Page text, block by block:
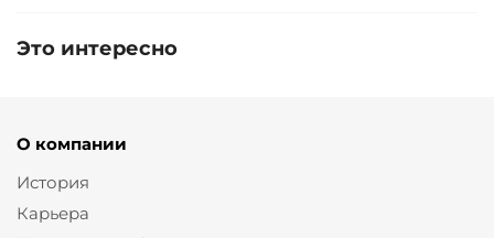
Это интересно
О компании
История
Карьера